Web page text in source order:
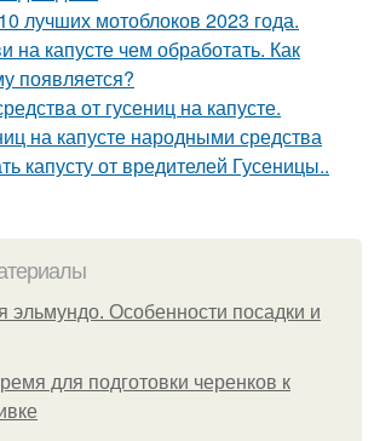
лучших мотоблоков 2023 года.
на капусте чем обработать. Как
появляется?
от гусениц на капусте.
на капусте народными средства
капусту от вредителей Гусеницы..
эльмундо. Особенности посадки и
для подготовки черенков к